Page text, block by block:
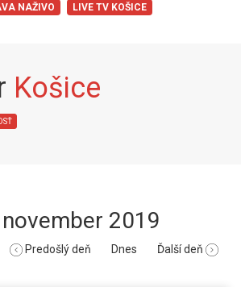
NAŽIVO LIVE TV KOŠICE
Košice
2019
Predošlý deň Dnes Ďalší deň